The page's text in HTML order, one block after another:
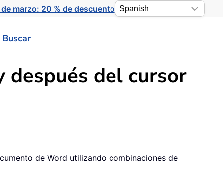
marzo: 20 % de descuento
Buscar
después del cursor
de Word utilizando combinaciones de